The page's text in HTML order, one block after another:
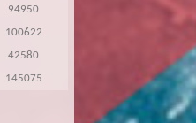
94950
100622
42580
145075